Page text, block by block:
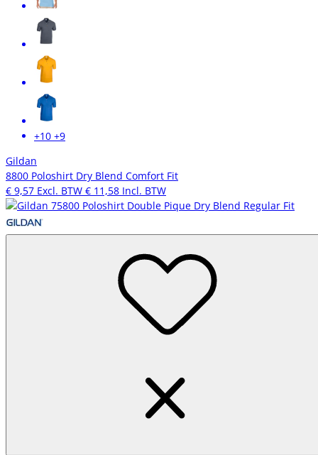
+10 +9
Gildan
8800 Poloshirt Dry Blend Comfort Fit
€ 9,57 Excl. BTW € 11,58 Incl. BTW